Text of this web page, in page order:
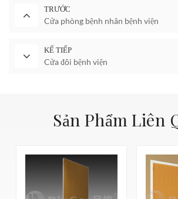
TRƯỚC
Cửa phòng bệnh nhân bệnh viện
KẾ TIẾP
Cửa đôi bệnh viện
Sản Phẩm Liên